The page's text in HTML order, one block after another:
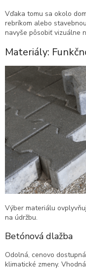
Vďaka tomu sa okolo
rebríkom alebo
navyše pôsobiť vizuálne
Materiály:
Výber materiálu
na údržbu.
Betónová dlažba
Odolná, cenovo
klimatické zmeny.